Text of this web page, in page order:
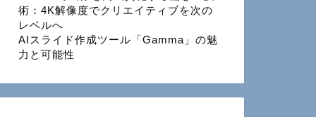
術：4K解像度でクリエイティブを次の
レベルへ
AIスライド作成ツール「Gamma」の魅
力と可能性